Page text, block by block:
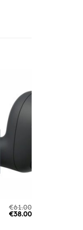
€61.00
€38.00